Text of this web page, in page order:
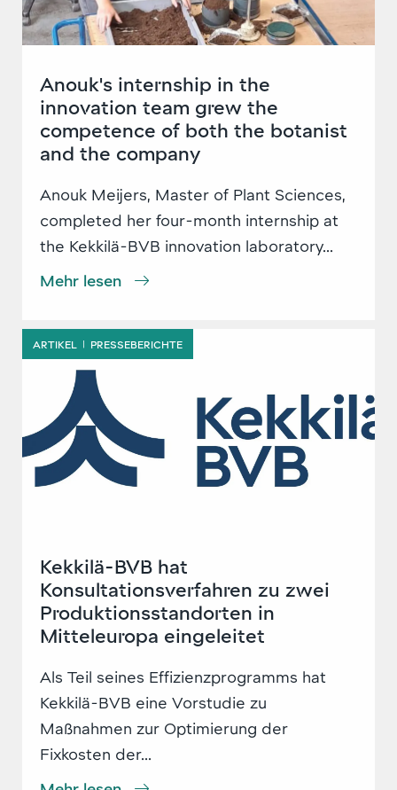
Anouk's internship in the
innovation team grew the
competence of both the botanist
and the company
Anouk Meijers, Master of Plant Sciences,
completed her four-month internship at
the Kekkilä-BVB innovation laboratory...
Mehr lesen
Kekkilä-BVB hat
Konsultationsverfahren zu zwei
Produktionsstandorten in
Mitteleuropa eingeleitet
Als Teil seines Effizienzprogramms hat
Kekkilä-BVB eine Vorstudie zu
Maßnahmen zur Optimierung der
Fixkosten der...
ARTIKEL | PRESSEBERICHTE